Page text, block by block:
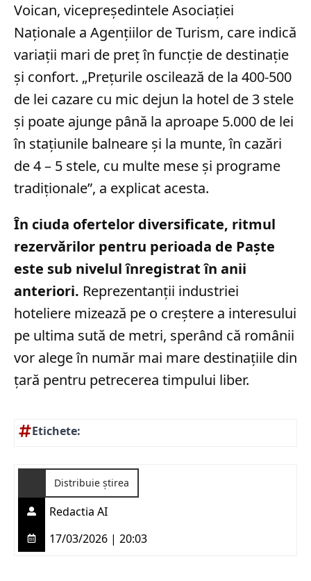
Voican, vicepreședintele Asociației
Naționale a Agențiilor de Turism, care indică
variații mari de preț în funcție de destinație
și confort. „Prețurile oscilează de la 400-500
de lei cazare cu mic dejun la hotel de 3 stele
și poate ajunge până la aproape 5.000 de lei
în stațiunile balneare și la munte, în cazări
de 4 – 5 stele, cu multe mese și programe
tradiționale”, a explicat acesta.
În ciuda ofertelor diversificate, ritmul
rezervărilor pentru perioada de Paște
este sub nivelul înregistrat în anii
anteriori. Reprezentanții industriei
hoteliere mizează pe o creștere a interesului
pe ultima sută de metri, sperând că românii
vor alege în număr mai mare destinațiile din
țară pentru petrecerea timpului liber.
Etichete:
Distribuie știrea
Redactia AI
17/03/2026 | 20:03